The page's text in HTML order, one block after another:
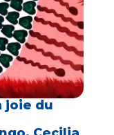
joie du